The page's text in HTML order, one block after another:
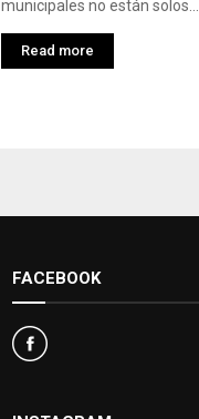
municipales no están solos...
Read more
FACEBOOK